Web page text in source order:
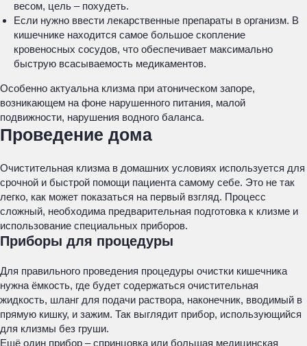
весом, цель – похудеть.
Если нужно ввести лекарственные препараты в организм. В
кишечнике находится самое большое скопление
кровеносных сосудов, что обеспечивает максимально
быструю всасываемость медикаментов.
Особенно актуальна клизма при атоническом запоре,
возникающем на фоне нарушенного питания, малой
подвижности, нарушения водного баланса.
Проведение дома
Очистительная клизма в домашних условиях используется для
срочной и быстрой помощи пациента самому себе. Это не так
легко, как может показаться на первый взгляд. Процесс
сложный, необходима предварительная подготовка к клизме и
использование специальных приборов.
Приборы для процедуры
Для правильного проведения процедуры очистки кишечника
нужна ёмкость, где будет содержаться очистительная
жидкость, шланг для подачи раствора, наконечник, вводимый в
прямую кишку, и зажим. Так выглядит прибор, использующийся
для клизмы без груши.
Ещё один прибор – спринцовка или большая медицинская